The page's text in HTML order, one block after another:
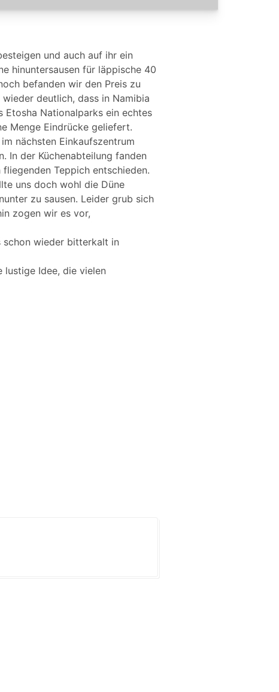
und auch auf ihr ein
hinuntersausen für läppische 40
befanden wir den Preis zu
deutlich, dass in Namibia
Etosha Nationalparks ein echtes
Menge Eindrücke geliefert.
nächsten Einkaufszentrum
In der Küchenabteilung fanden
Teppich entschieden.
uns doch wohl die Düne
zu sausen. Leider grub sich
zogen wir es vor,
schon wieder bitterkalt in
Idee, die vielen